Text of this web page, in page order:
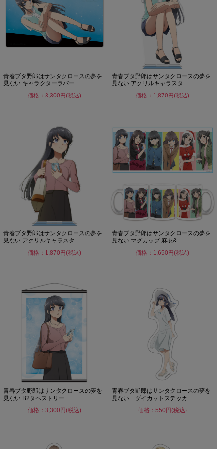
青春ブタ野郎はサンタクロースの夢を
見ない キャラクターラバー...
価格：3,300円(税込)
青春ブタ野郎はサンタクロースの夢を
見ない アクリルキャラスタ...
価格：1,870円(税込)
青春ブタ野郎はサンタクロースの夢を
見ない アクリルキャラスタ...
価格：1,870円(税込)
青春ブタ野郎はサンタクロースの夢を
見ない マグカップ 麻衣&...
価格：1,650円(税込)
青春ブタ野郎はサンタクロースの夢を
見ない B2タペストリー ...
価格：3,300円(税込)
青春ブタ野郎はサンタクロースの夢を
見ない ダイカットステッカ...
価格：550円(税込)